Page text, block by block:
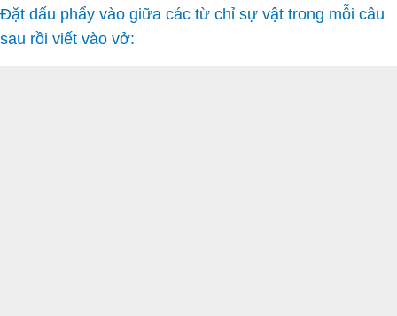
Đặt dấu phẩy vào giữa các từ chỉ sự vật trong mỗi câu
sau rồi viết vào vở: